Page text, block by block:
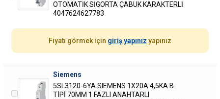
OTOMATİK SİGORTA ÇABUK KARAKTERLİ
4047624627783
Fiyatı görmek için giriş yapınız yapınız
Siemens
5SL3120-6YA SIEMENS 1X20A 4,5KA B
TİPİ 70MM 1 FAZLI ANAHTARLI